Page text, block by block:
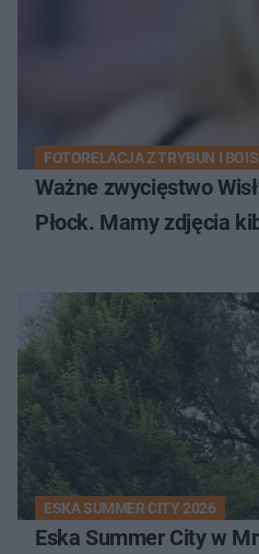
FOTORELACJA Z TRYBUN I
Ważne zwycięstwo
Płock. Mamy zdjęcia
ESKA SUMMER CITY 2026
Eska Summer City w